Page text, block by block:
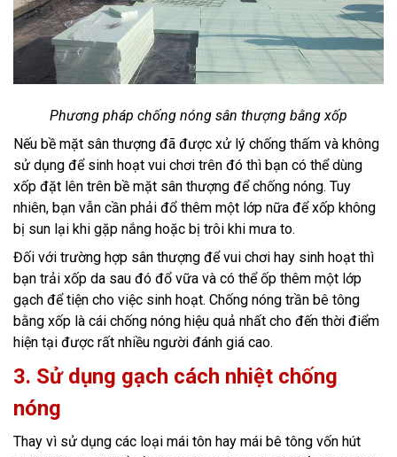
Phương pháp chống nóng sân thượng bằng xốp
Nếu bề mặt sân thượng đã được xử lý chống thấm và không
sử dụng để sinh hoạt vui chơi trên đó thì bạn có thể dùng
xốp đặt lên trên bề mặt sân thượng để chống nóng. Tuy
nhiên, bạn vẫn cần phải đổ thêm một lớp nữa để xốp không
bị sun lại khi gặp nắng hoặc bị trôi khi mưa to.
Đối với trường hợp sân thượng để vui chơi hay sinh hoạt thì
bạn trải xốp da sau đó đổ vữa và có thể ốp thêm một lớp
gạch để tiện cho việc sinh hoạt. Chống nóng trần bê tông
bằng xốp là cái chống nóng hiệu quả nhất cho đến thời điểm
hiện tại được rất nhiều người đánh giá cao.
3. Sử dụng gạch cách nhiệt chống
nóng
Thay vì sử dụng các loại mái tôn hay mái bê tông vốn hút